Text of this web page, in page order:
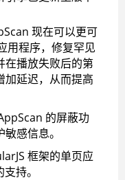
现在可以更可
用程序，修复罕见
在播放失败后的第
加延迟，从而提高
的屏蔽功
感信息。
框架的单页应
持。